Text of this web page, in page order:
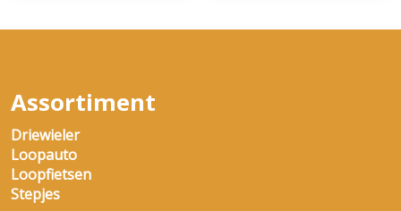
Assortiment
Driewieler
Loopauto
Loopfietsen
Stepjes